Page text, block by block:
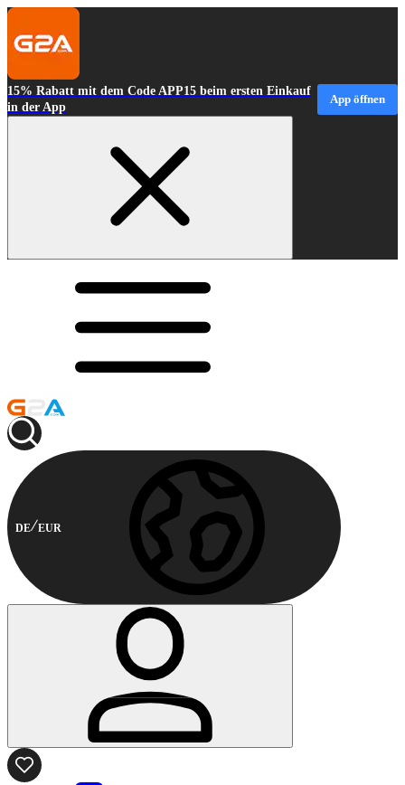
15% Rabatt mit dem Code APP15 beim ersten Einkauf
in der App
App öffnen
DE EUR